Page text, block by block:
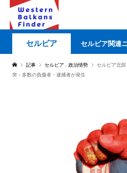
セルビア セルビア関連
記事 セルビア 政治情勢
セルビア北
突－多数の負傷者・逮捕者が発生